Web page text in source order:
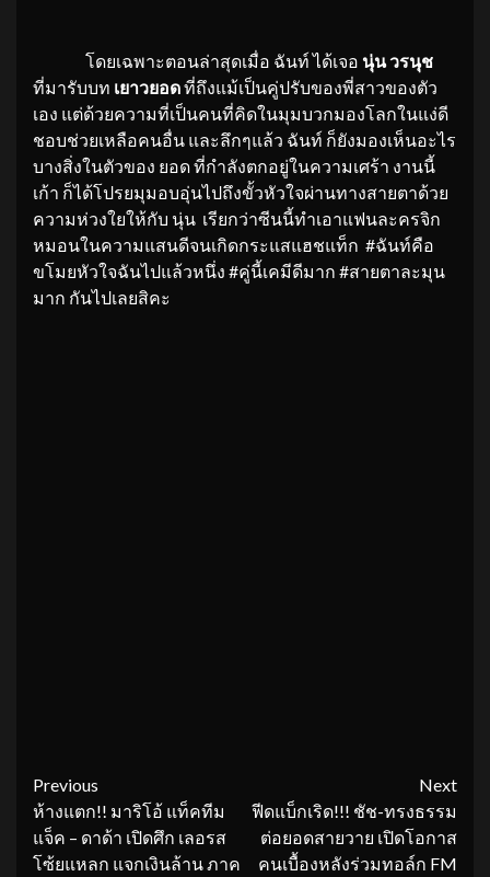
โดยเฉพาะตอนล่าสุดเมื่อ ฉันท์ ได้เจอ นุ่น วรนุช
ที่มารับบท เยาวยอดที่ถึงแม้เป็นคู่ปรับของพี่สาวของตัว
เอง แต่ด้วยความที่เป็นคนที่คิดในมุมบวกมองโลกในแง่ดี
ชอบช่วยเหลือคนอื่น และลึกๆแล้ว ฉันท์ ก็ยังมองเห็นอะไร
บางสิ่งในตัวของ ยอด ที่กำลังตกอยู่ในความเศร้า งานนี้
เก้า ก็ได้โปรยมุมอบอุ่นไปถึงขั้วหัวใจผ่านทางสายตาด้วย
ความห่วงใยให้กับ นุ่น เรียกว่าซีนนี้ทำเอาแฟนละครจิก
หมอนในความแสนดีจนเกิดกระแสแฮชแท็ก #ฉันท์คือ
ขโมยหัวใจฉันไปแล้วหนึ่ง #คู่นี้เคมีดีมาก #สายตาละมุน
มาก กันไปเลยสิคะ
Continue
Reading
Previous
ห้างแตก!! มาริโอ้ แท็คทีม
แจ็ค – ดาด้า เปิดศึก เลอรส
โซ้ยแหลก แจกเงินล้าน ภาค
Next
ฟีดแบ็กเริด!!! ชัช-ทรงธรรม
ต่อยอดสายวาย เปิดโอกาส
คนเบื้องหลังร่วมทอล์ก FM